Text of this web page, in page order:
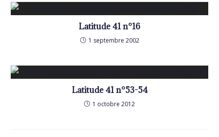
Latitude 41 n°16
1 septembre 2002
Latitude 41 n°53-54
1 octobre 2012